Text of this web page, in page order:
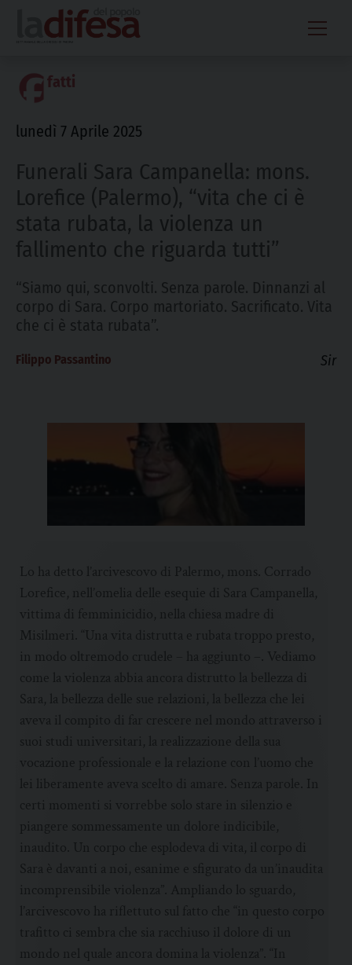
content
fatti
lunedì 7 Aprile 2025
Funerali Sara Campanella: mons.
Lorefice (Palermo), “vita che ci è
stata rubata, la violenza un
fallimento che riguarda tutti”
“Siamo qui, sconvolti. Senza parole. Dinnanzi al
corpo di Sara. Corpo martoriato. Sacrificato. Vita
che ci è stata rubata”.
Filippo Passantino Sir
Lo ha detto l’arcivescovo di Palermo, mons. Corrado
Lorefice, nell’omelia delle esequie di Sara Campanella,
vittima di femminicidio, nella chiesa madre di
Misilmeri. “Una vita distrutta e rubata troppo presto,
in modo oltremodo crudele – ha aggiunto –. Vediamo
come la violenza abbia ancora distrutto la bellezza di
Sara, la bellezza delle sue relazioni, la bellezza che lei
aveva il compito di far crescere nel mondo attraverso i
suoi studi universitari, la realizzazione della sua
vocazione professionale e la relazione con l’uomo che